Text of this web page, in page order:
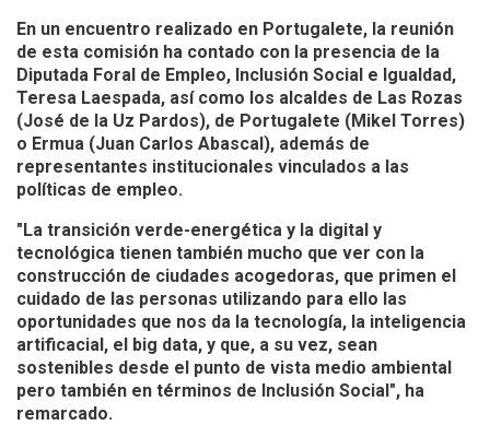
En un encuentro realizado en Portugalete, la reunión
de esta comisión ha contado con la presencia de la
Diputada Foral de Empleo, Inclusión Social e Igualdad,
Teresa Laespada, así como los alcaldes de Las Rozas
(José de la Uz Pardos), de Portugalete (Mikel Torres)
o Ermua (Juan Carlos Abascal), además de
representantes institucionales vinculados a las
políticas de empleo.
"La transición verde-energética y la digital y
tecnológica tienen también mucho que ver con la
construcción de ciudades acogedoras, que primen el
cuidado de las personas utilizando para ello las
oportunidades que nos da la tecnología, la inteligencia
artificacial, el big data, y que, a su vez, sean
sostenibles desde el punto de vista medio ambiental
pero también en términos de Inclusión Social", ha
remarcado.